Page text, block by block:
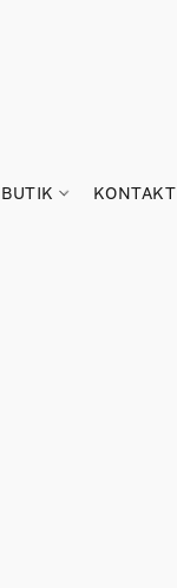
BUTIK KONTAKT